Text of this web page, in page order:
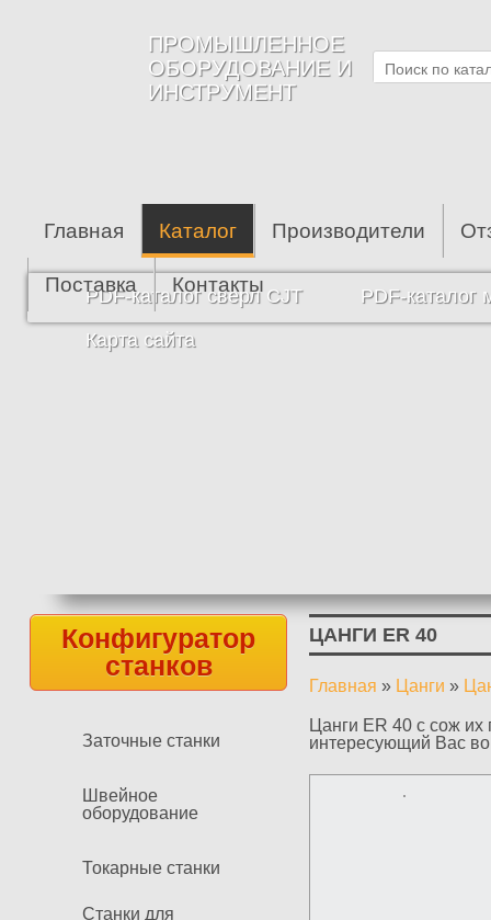
ПРОМЫШЛЕННОЕ
ОБОРУДОВАНИЕ И
ИНСТРУМЕНТ
Главная Каталог Производители
Поставка Контакты
PDF-каталог сверл CJT
PDF-каталог
Карта сайта
Конфигуратор
станков
Заточные станки
Швейное
оборудование
Токарные станки
Станки для
ЦАНГИ ER 40
Вы здесь
Главная » Цанги »
Цанги ER 40 с сож их
интересующий Вас